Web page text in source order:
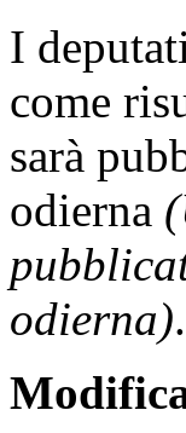
I
come
sarà
odierna
odierna).